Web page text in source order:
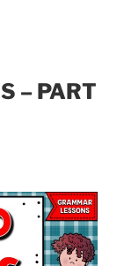
– PART